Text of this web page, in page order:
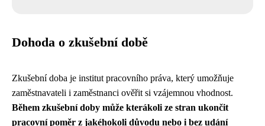
Dohoda o zkušební době
Zkušební doba je institut pracovního práva, který umožňuje
zaměstnavateli i zaměstnanci ověřit si vzájemnou vhodnost.
Během zkušební doby může kterákoli ze stran ukončit
pracovní poměr z jakéhokoli důvodu nebo i bez udání